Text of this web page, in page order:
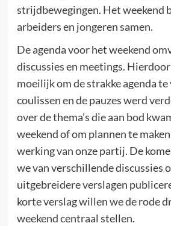
strijdbewegingen. Het weekend
arbeiders en jongeren samen.
De agenda voor het weekend
discussies en meetings.
moeilijk om de strakke agenda te
coulissen en de pauzes werd
over de thema’s die aan bod
weekend of om plannen te
werking van onze partij. De
we van verschillende discussies
uitgebreidere verslagen
korte verslag willen we de rode
weekend centraal stellen.